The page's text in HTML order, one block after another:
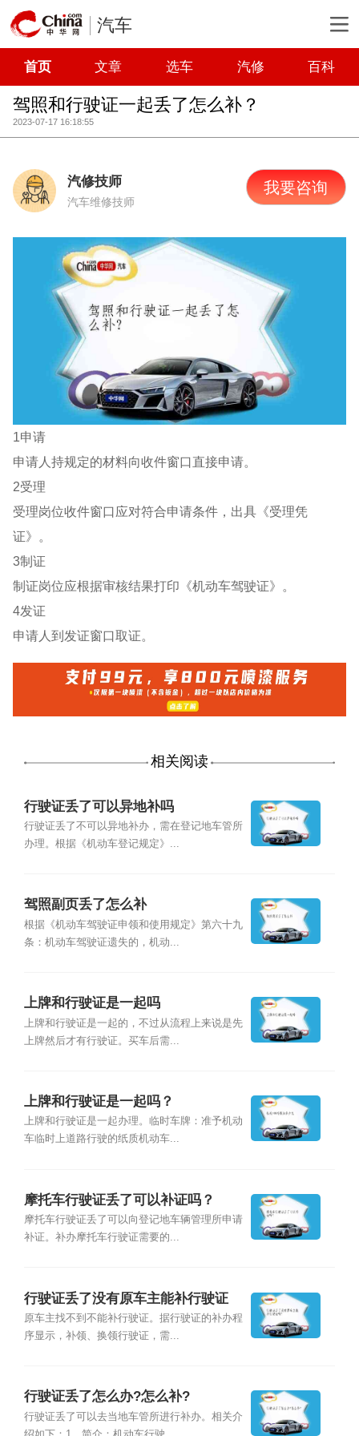
汽车
首页 文章 选车 汽修 百科
驾照和行驶证一起丢了怎么补？
2023-07-17 16:18:55
汽修技师
汽车维修技师
我要咨询
1申请
申请人持规定的材料向收件窗口直接申请。
2受理
受理岗位收件窗口应对符合申请条件，出具《受理凭
证》。
3制证
制证岗位应根据审核结果打印《机动车驾驶证》。
4发证
申请人到发证窗口取证。
相关阅读
行驶证丢了可以异地补吗
行驶证丢了不可以异地补办，需在登记地车管所
办理。根据《机动车登记规定》...
驾照副页丢了怎么补
根据《机动车驾驶证申领和使用规定》第六十九
条：机动车驾驶证遗失的，机动...
上牌和行驶证是一起吗
上牌和行驶证是一起的，不过从流程上来说是先
上牌然后才有行驶证。买车后需...
上牌和行驶证是一起吗？
上牌和行驶证是一起办理。临时车牌：准予机动
车临时上道路行驶的纸质机动车...
摩托车行驶证丢了可以补证吗？
摩托车行驶证丢了可以向登记地车辆管理所申请
补证。补办摩托车行驶证需要的...
行驶证丢了没有原车主能补行驶证
吗？
原车主找不到不能补行驶证。据行驶证的补办程
序显示，补领、换领行驶证，需...
行驶证丢了怎么办?怎么补?
行驶证丢了可以去当地车管所进行补办。相关介